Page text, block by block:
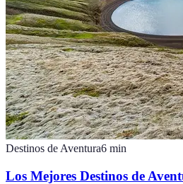
Destinos de Aventura6 min
Los Mejores Destinos de